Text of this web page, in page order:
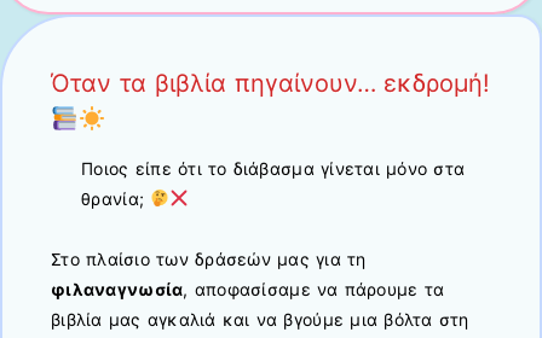
Όταν τα βιβλία πηγαίνουν… εκδρομή!
Ποιος είπε ότι το διάβασμα γίνεται μόνο στα
θρανία;
Στο πλαίσιο των δράσεών μας για τη
φιλαναγνωσία, αποφασίσαμε να πάρουμε τα
βιβλία μας αγκαλιά και να βγούμε μια βόλτα στη